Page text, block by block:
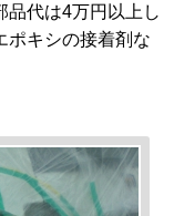
品代は4万円以上し
ポキシの接着剤な